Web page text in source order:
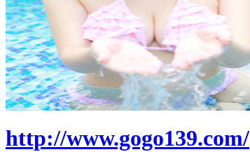
http://www.gogo139.com/